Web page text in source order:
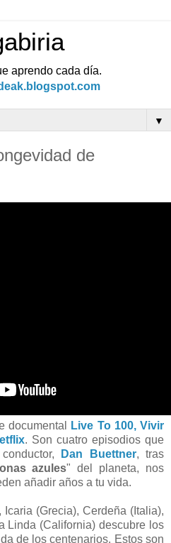
aprendo cada día.
▼
de
documental
Live To 100, Vivir
. Son cuatro episodios que
Dan Buettner, tras
azules" del planeta, nos
añadir años a tu vida.
(Grecia), Cerdeña (Italia),
Linda (California) descubre los
de los centenarios. Estos son